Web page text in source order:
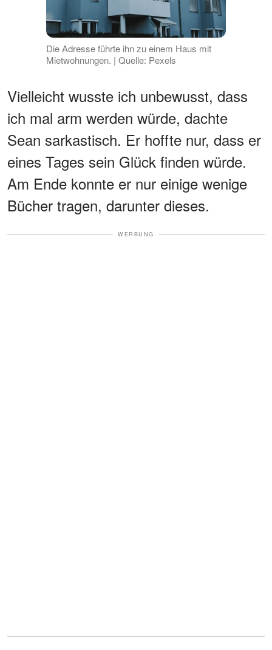
Die Adresse führte ihn zu einem Haus mit
Mietwohnungen. | Quelle: Pexels
Vielleicht wusste ich unbewusst, dass
ich mal arm werden würde, dachte
Sean sarkastisch. Er hoffte nur, dass er
eines Tages sein Glück finden würde.
Am Ende konnte er nur einige wenige
Bücher tragen, darunter dieses.
WERBUNG